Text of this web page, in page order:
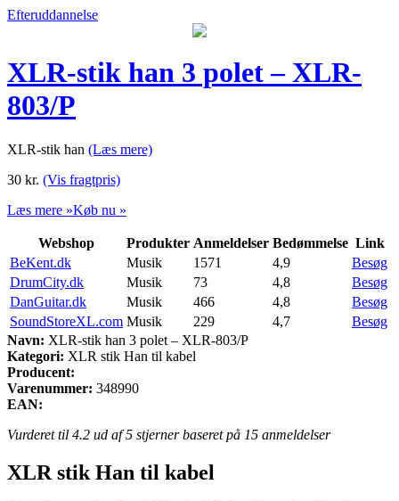
Efteruddannelse
XLR-stik han 3 polet – XLR-
803/P
XLR-stik han (Læs mere)
30 kr. (Vis fragtpris)
Læs mere »Køb nu »
Webshop Produkter Anmeldelser Bedømmelse Link
BeKent.dk
Musik 1571 4,9
Besøg
DrumCity.dk
Musik 73 4,8
Besøg
DanGuitar.dk
Musik 466 4,8
Besøg
SoundStoreXL.com Musik 229 4,7
Besøg
Navn: XLR-stik han 3 polet – XLR-803/P
Kategori: XLR stik Han til kabel
Producent:
Varenummer: 348990
EAN:
Vurderet til 4.2 ud af 5 stjerner baseret på 15 anmeldelser
XLR stik Han til kabel